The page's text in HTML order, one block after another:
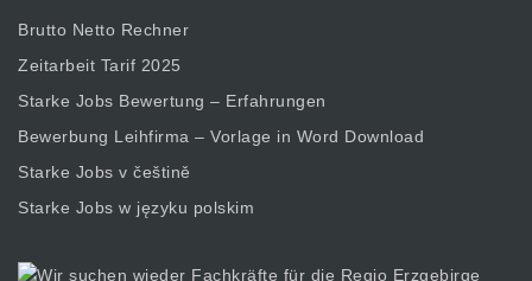
Brutto Netto Rechner
Zeitarbeit Tarif 2025
Starke Jobs Bewertung – Erfahrungen
Bewerbung Leihfirma – Vorlage in Word Download
Starke Jobs v češtině
Starke Jobs w języku polskim